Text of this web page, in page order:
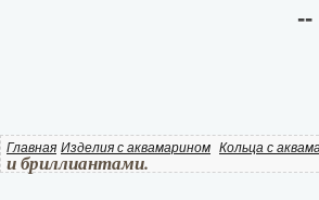
--
Главная Изделия с аквамарином Кольца с
и бриллиантами.